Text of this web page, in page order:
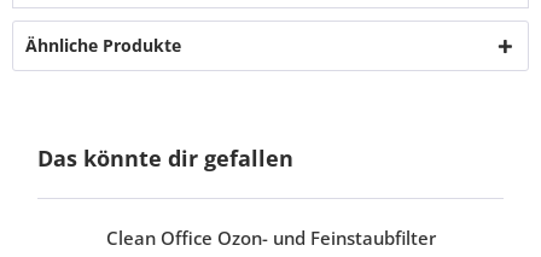
Ähnliche Produkte
Das könnte dir gefallen
Clean Office Ozon- und Feinstaubfilter